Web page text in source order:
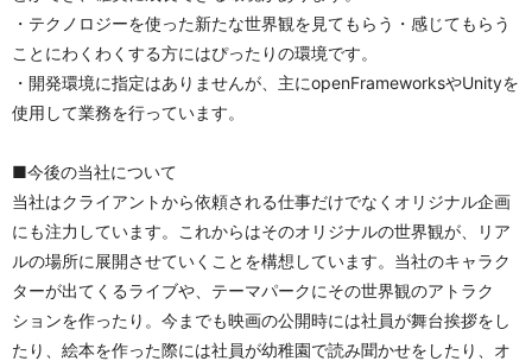
・テクノロジーを使った新たな世界観を見てもらう・感じてもらう
ことにわくわくする方にはぴったりの環境です。
・開発環境に指定はありませんが、主にopenFrameworksやUnityを
使用して業務を行っています。
■今後の当社について
当社はクライアントから依頼される仕事だけでなくオリジナル企画
にも注力しています。これからはそのオリジナルの世界観が、リア
ルの場所に展開させていくことを構想しています。当社のキャラク
ターが出てくるライブや、テーマパークにその世界観のアトラク
ションを作ったり。今までも映画の公開時には社員が舞台挨拶をし
たり、絵本を作った際には社員が幼稚園で読み聞かせをしたり、オ